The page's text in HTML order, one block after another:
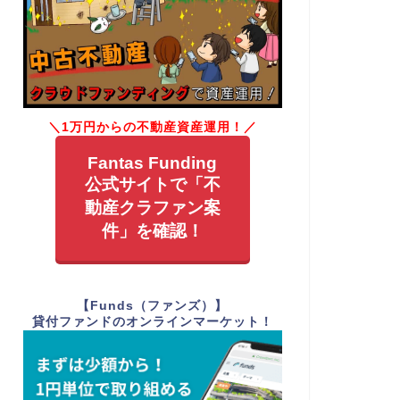
＼1万円からの不動産資産運用！／
Fantas Funding
公式サイトで「不
動産クラファン案
件」を確認！
【Funds（ファンズ）】
貸付ファンドのオンラインマーケット！